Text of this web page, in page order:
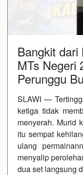
Bangkit dari
MTs Negeri
Perunggu
SLAWI —
ketiga tidak
menyerah. Murid
itu sempat
ulang
menyalip
dua set langsung